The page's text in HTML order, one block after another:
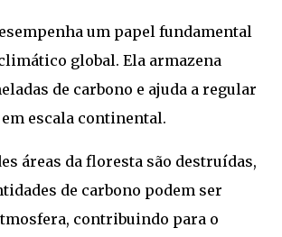
um papel fundamental
global. Ela armazena
de carbono e ajuda a regular
escala continental.
áreas da floresta são destruídas,
de carbono podem ser
contribuindo para o